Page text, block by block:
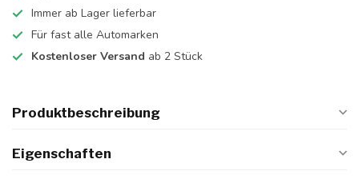
Immer ab Lager lieferbar
Für fast alle Automarken
Kostenloser Versand ab 2 Stück
Produktbeschreibung
Eigenschaften